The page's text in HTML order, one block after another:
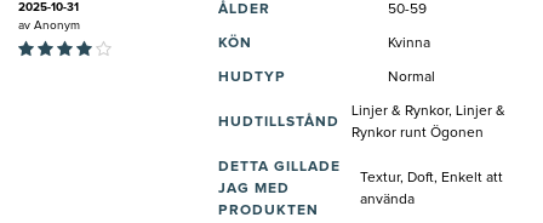
2025-10-31
av Anonym
ÅLDER 50-59
KÖN Kvinna
HUDTYP Normal
HUDTILLSTÅND
Linjer & Rynkor, Linjer &
Rynkor runt Ögonen
DETTA GILLADE
JAG MED
PRODUKTEN
Textur, Doft, Enkelt att
använda